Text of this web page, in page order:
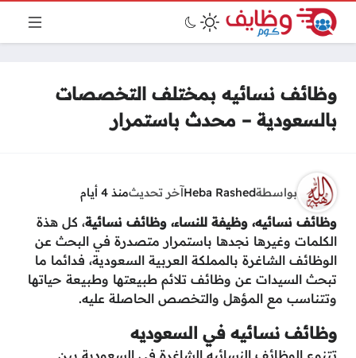
وظائف نسائيه بمختلف التخصصات
بالسعودية – محدث باستمرار
بواسطةHeba Rashedآخر تحديثمنذ 4 أيام
وظائف نسائيه، وظيفة للنساء، وظائف نسائية، كل هذة
الكلمات وغيرها نجدها باستمرار متصدرة في البحث عن
الوظائف الشاغرة بالمملكة العربية السعودية، فدائما ما
تبحث السيدات عن وظائف تلائم طبيعتها وطبيعة حياتها
وتتناسب مع المؤهل والتخصص الحاصلة عليه.
وظائف نسائيه في السعوديه
تتنوع الوظائف النسائيه الشاغرة في السعودية بين